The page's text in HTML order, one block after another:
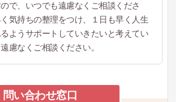
で、いつでも遠慮なくご相談くださ
気持ちの整理をつけ、１日も早く人生
ようサポートしていきたいと考えてい
慮なくご相談ください。
問い合わせ窓口